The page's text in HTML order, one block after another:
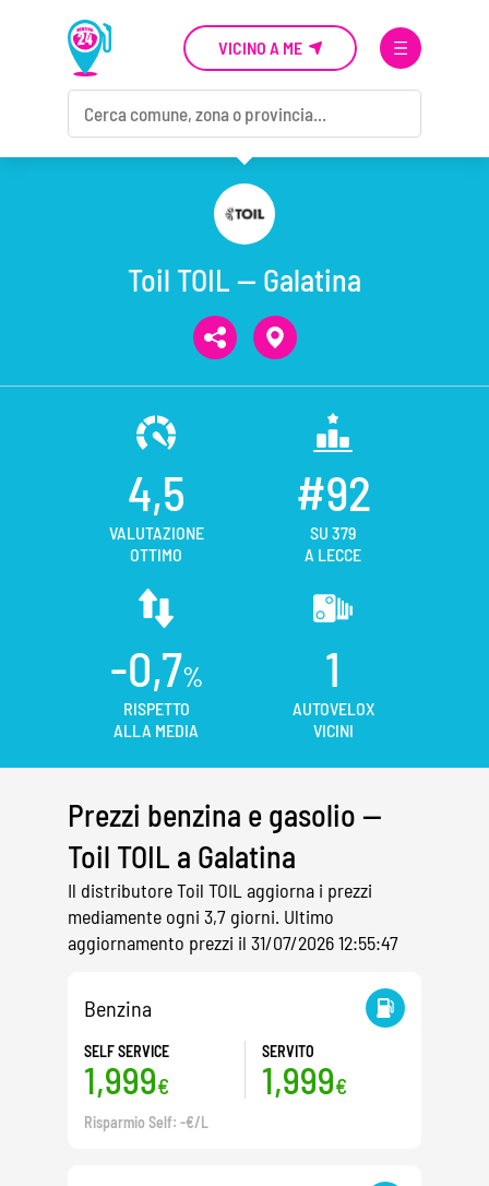
VICINO A ME
Toil TOIL — Galatina
4,5
VALUTAZIONE
OTTIMO
#92
SU 379
A LECCE
-0,7%
RISPETTO
ALLA MEDIA
1
AUTOVELOX
VICINI
Prezzi benzina e gasolio —
Toil TOIL a Galatina
Il distributore Toil TOIL aggiorna i prezzi
mediamente ogni 3,7 giorni. Ultimo
aggiornamento prezzi il 31/07/2026 12:55:47
Benzina
SELF SERVICE
1,999€
SERVITO
1,999€
Risparmio Self: -€/L